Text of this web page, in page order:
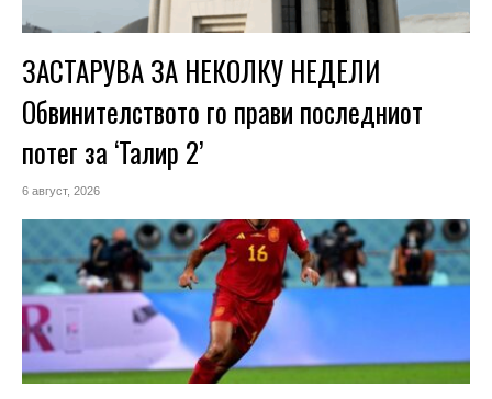
ЗАСТАРУВА ЗА НЕКОЛКУ НЕДЕЛИ
Обвинителството го прави последниот
потег за ‘Талир 2’
6 август, 2026